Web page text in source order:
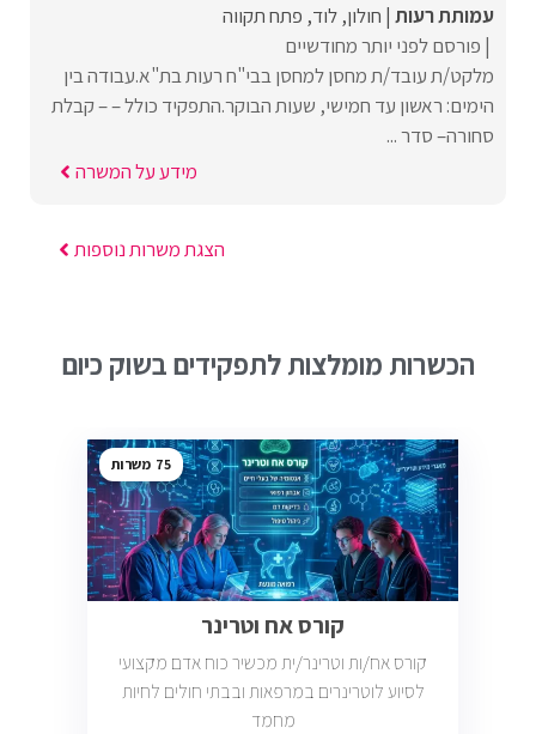
עמותת רעות חולון לוד פתח תקווה
פורסם לפני יותר מחודשיים
מלקט/ת עובד/ת מחסן למחסן בבי"ח רעות בת"א.עבודה בין
הימים: ראשון עד חמישי, שעות הבוקר.התפקיד כולל – – קבלת
סחורה– סדר ...
מידע על המשרה
הצגת משרות נוספות
הכשרות מומלצות לתפקידים בשוק כיום
75
קורס אח וטרינר
קורס אח/ות וטרינר/ית מכשיר כוח אדם מקצועי
לסיוע לוטרינרים במרפאות ובבתי חולים לחיות
מחמד